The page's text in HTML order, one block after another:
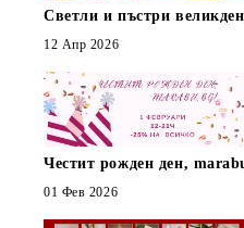
Светли и пъстри
12 Апр 2026
Честит рожден ден,
01 Фев 2026